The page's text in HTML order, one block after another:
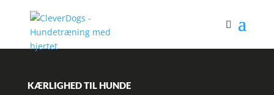
KÆRLIGHED TIL HUNDE